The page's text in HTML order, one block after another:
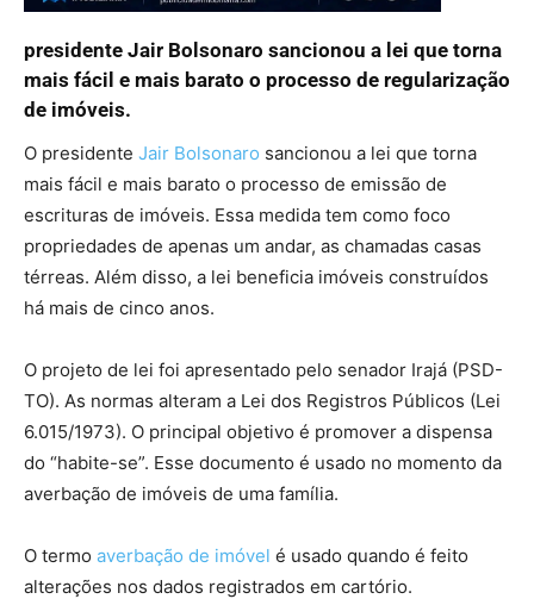
presidente Jair Bolsonaro sancionou a lei que torna
mais fácil e mais barato o processo de regularização
de imóveis.
O presidente Jair Bolsonaro sancionou a lei que torna
mais fácil e mais barato o processo de emissão de
escrituras de imóveis. Essa medida tem como foco
propriedades de apenas um andar, as chamadas casas
térreas. Além disso, a lei beneficia imóveis construídos
há mais de cinco anos.
O projeto de lei foi apresentado pelo senador Irajá (PSD-
TO). As normas alteram a Lei dos Registros Públicos (Lei
6.015/1973). O principal objetivo é promover a dispensa
do “habite-se”. Esse documento é usado no momento da
averbação de imóveis de uma família.
O termo averbação de imóvel é usado quando é feito
alterações nos dados registrados em cartório.